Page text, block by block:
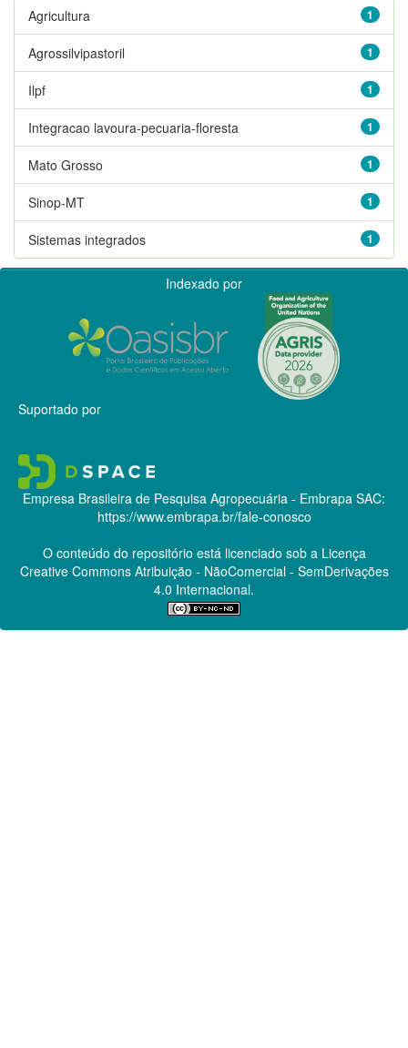
1
Agricultura
1
Agrossilvipastoril
1
Ilpf
1
Integracao lavoura-pecuaria-floresta
1
Mato Grosso
1
Sinop-MT
1
Sistemas integrados
Indexado por
Suportado por
Empresa Brasileira de Pesquisa Agropecuária - Embrapa SAC:
https://www.embrapa.br/fale-conosco
O conteúdo do repositório está licenciado sob a Licença
Creative CommonsAtribuição - NãoComercial - SemDerivações
4.0 Internacional.